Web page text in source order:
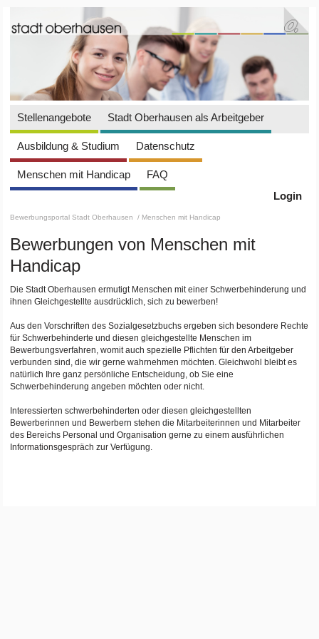
Stellenangebote Stadt Oberhausen als Arbeitgeber
Ausbildung & Studium Datenschutz
Menschen mit Handicap
FAQ
Login
Bewerbungsportal Stadt Oberhausen / Menschen mit Handicap
Bewerbungen von Menschen mit
Handicap
Die Stadt Oberhausen ermutigt Menschen mit einer Schwerbehinderung und
ihnen Gleichgestellte ausdrücklich, sich zu bewerben!
Aus den Vorschriften des Sozialgesetzbuchs ergeben sich besondere Rechte
für Schwerbehinderte und diesen gleichgestellte Menschen im
Bewerbungsverfahren, womit auch spezielle Pflichten für den Arbeitgeber
verbunden sind, die wir gerne wahrnehmen möchten. Gleichwohl bleibt es
natürlich Ihre ganz persönliche Entscheidung, ob Sie eine
Schwerbehinderung angeben möchten oder nicht.
Interessierten schwerbehinderten oder diesen gleichgestellten
Bewerberinnen und Bewerbern stehen die Mitarbeiterinnen und Mitarbeiter
des Bereichs Personal und Organisation gerne zu einem ausführlichen
Informationsgespräch zur Verfügung.